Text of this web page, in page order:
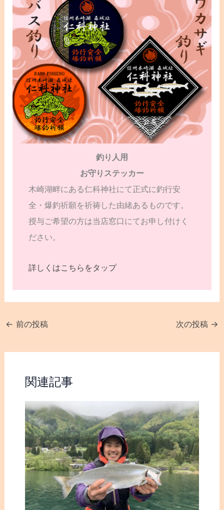
釣り人用
お守りステッカー
木崎湖畔にある仁科神社にて正式に釣行安
全・爆釣祈願を祈祷した由緒あるものです。
授与ご希望の方は当店窓口にてお申し付けく
ださい。
詳しくはこちらをタップ
← 前の投稿 次の投稿 →
関連記事